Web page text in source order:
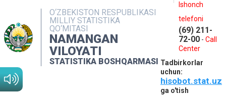
O‘ZBEKISTON RESPUBLIKASI
MILLIY STATISTIKA
QO‘MITASI
NAMANGAN
VILOYATI
STATISTIKA BOSHQARMASI
Ishonch
telefoni
(69) 211-
72-00 - Call
Center
Tadbirkorlar
uchun:
hisobot.stat.uz
ga o'tish
NASHRLAR
INTERAKTIV XIZMATLAR
MATBUOT XIZMATI
MUROJAATLAR